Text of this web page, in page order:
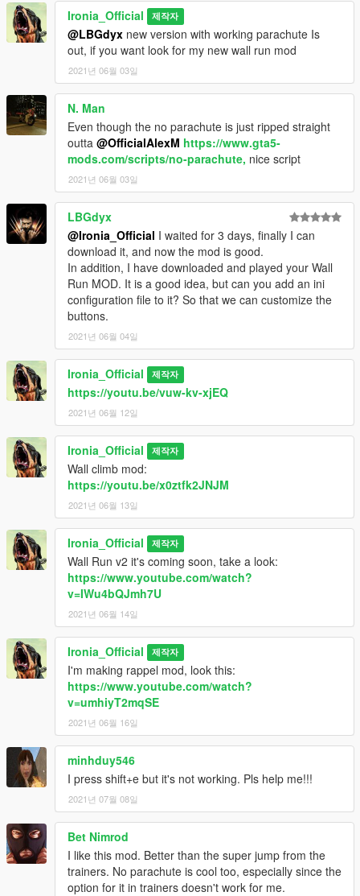
Ironia_Official 제작자
@LBGdyx new version with working parachute Is
out, if you want look for my new wall run mod
2021년 06월 03일
N. Man
Even though the no parachute is just ripped straight
outta @OfficialAlexM https://www.gta5-
mods.com/scripts/no-parachute, nice script
2021년 06월 03일
LBGdyx
@Ironia_Official I waited for 3 days, finally I can
download it, and now the mod is good.
In addition, I have downloaded and played your Wall
Run MOD. It is a good idea, but can you add an ini
configuration file to it? So that we can customize the
buttons.
2021년 06월 04일
Ironia_Official 제작자
https://youtu.be/vuw-kv-xjEQ
2021년 06월 12일
Ironia_Official 제작자
Wall climb mod:
https://youtu.be/x0ztfk2JNJM
2021년 06월 13일
Ironia_Official 제작자
Wall Run v2 it's coming soon, take a look:
https://www.youtube.com/watch?
v=IWu4bQJmh7U
2021년 06월 14일
Ironia_Official 제작자
I'm making rappel mod, look this:
https://www.youtube.com/watch?
v=umhiyT2mqSE
2021년 06월 16일
minhduy546
I press shift+e but it's not working. Pls help me!!!
2021년 07월 08일
Bet Nimrod
I like this mod. Better than the super jump from the
trainers. No parachute is cool too, especially since the
option for it in trainers doesn't work for me.